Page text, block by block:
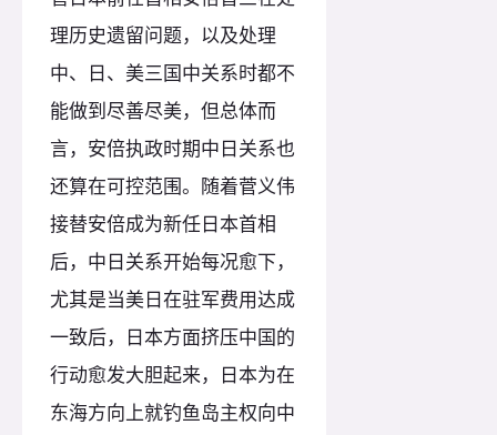
理历史遗留问题，以及处理
中、日、美三国中关系时都不
能做到尽善尽美，但总体而
言，安倍执政时期中日关系也
还算在可控范围。随着菅义伟
接替安倍成为新任日本首相
后，中日关系开始每况愈下，
尤其是当美日在驻军费用达成
一致后，日本方面挤压中国的
行动愈发大胆起来，日本为在
东海方向上就钓鱼岛主权向中